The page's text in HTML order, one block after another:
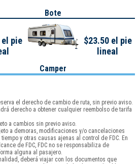
Bote
el pie
Camper
$23.50 el pie
lineal
el derecho de cambio de ruta, sin previo aviso.
derecho a obtener cualquier reembolso de tarifa
a cambios sin previo aviso.
a demoras, modificaciones y/o cancelaciones
y otras causas ajenas al control de FDC. En
de FDC, FDC no se responsabiliza de
alguna al pasajero.
deberá viajar con los documentos que